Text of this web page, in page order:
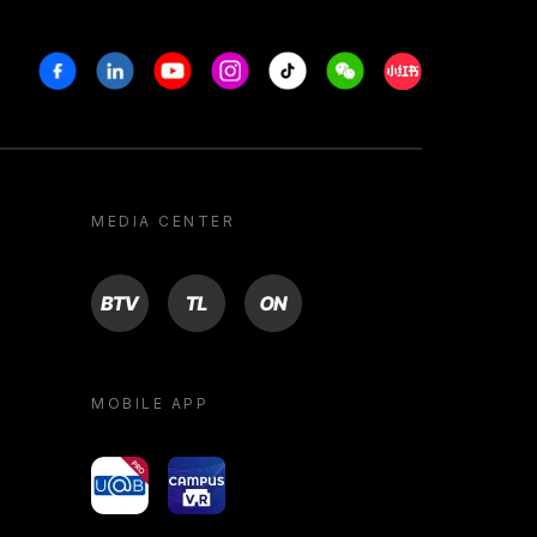
FacebookLinkedinYoutubeInstagram
Tiktok WeechatXiaohongshu/
MEDIA CENTER
BTV TL ON
MOBILE APP
yoU@B Campus VR